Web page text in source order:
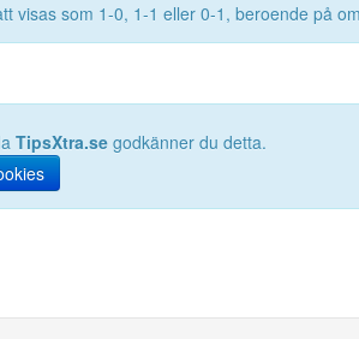
visas som 1-0, 1-1 eller 0-1, beroende på
TipsXtra.se godkänner du detta.